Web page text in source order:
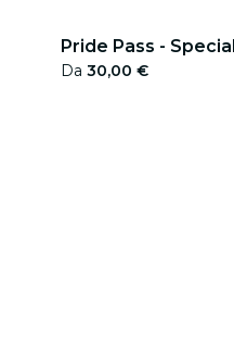
Pride Pass -
Da 30,00 €